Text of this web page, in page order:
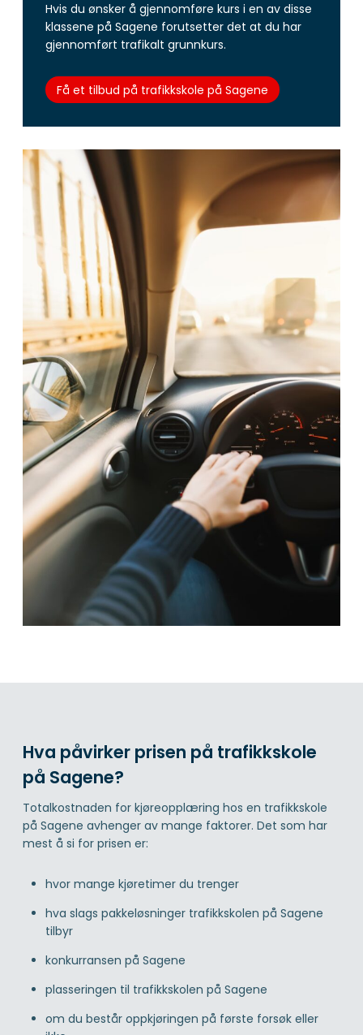
Hvis du ønsker å gjennomføre kurs i en av disse
klassene på Sagene forutsetter det at du har
gjennomført trafikalt grunnkurs.
Få et tilbud på trafikkskole på Sagene
Hva påvirker prisen på trafikkskole
på Sagene?
Totalkostnaden for kjøreopplæring hos en trafikkskole
på Sagene avhenger av mange faktorer. Det som har
mest å si for prisen er:
hvor mange kjøretimer du trenger
hva slags pakkeløsninger trafikkskolen på Sagene
tilbyr
konkurransen på Sagene
plasseringen til trafikkskolen på Sagene
om du består oppkjøringen på første forsøk eller